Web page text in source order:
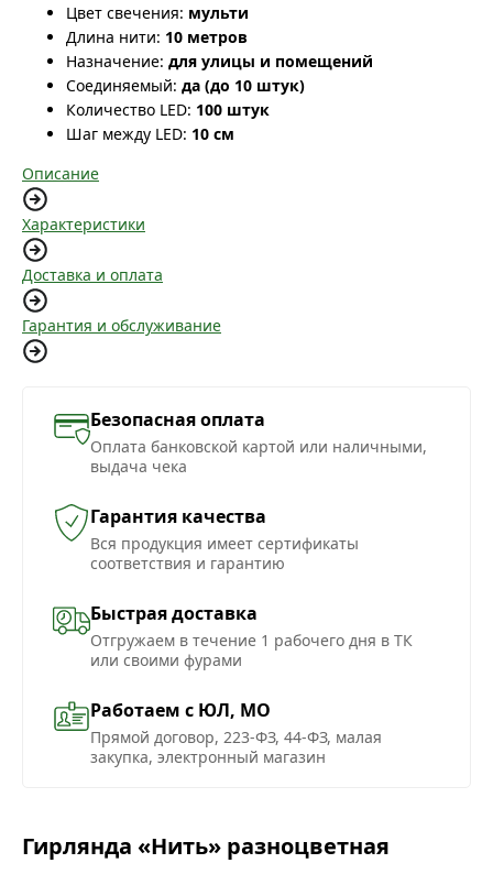
Цвет свечения: мульти
Длина нити: 10 метров
Назначение: для улицы и помещений
Соединяемый: да (до 10 штук)
Количество LED: 100 штук
Шаг между LED: 10 см
Описание
Характеристики
Доставка и оплата
Гарантия и обслуживание
Безопасная оплата
Оплата банковской картой или наличными,
выдача чека
Гарантия качества
Вся продукция имеет сертификаты
соответствия и гарантию
Быстрая доставка
Отгружаем в течение 1 рабочего дня в ТК
или своими фурами
Работаем с ЮЛ, МО
Прямой договор, 223-ФЗ, 44-ФЗ, малая
закупка, электронный магазин
Гирлянда «Нить» разноцветная